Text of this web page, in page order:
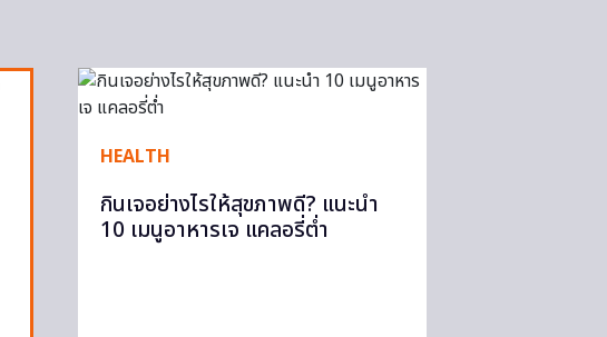
HEALTH
กินเจอย่างไรให้สุขภาพดี? แนะนำ
10 เมนูอาหารเจ แคลอรี่ต่ำ